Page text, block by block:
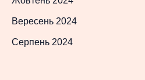
Вересень 2024
Серпень 2024